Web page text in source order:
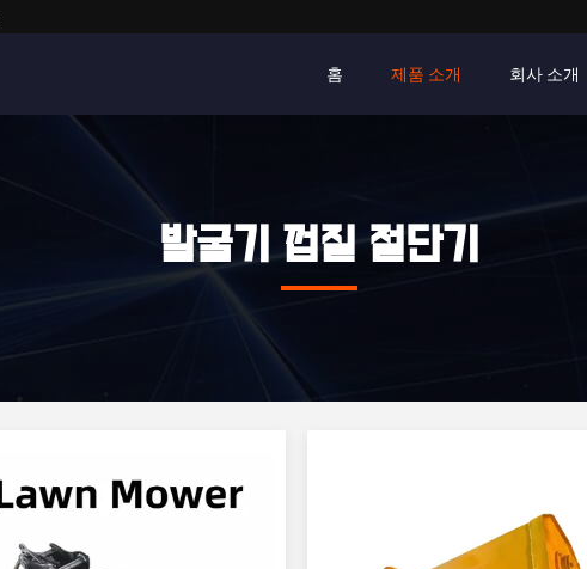
홈 제품 소개 회사 소개
발굴기 껍질 절단기